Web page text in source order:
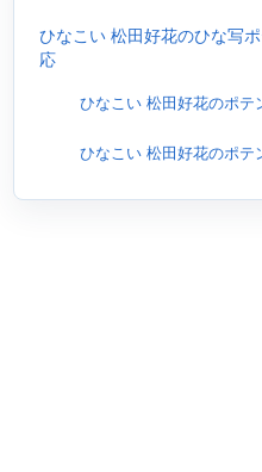
ひなこい 松田好花のひな写
応
ひなこい 松田好花のポテ
ひなこい 松田好花のポテ